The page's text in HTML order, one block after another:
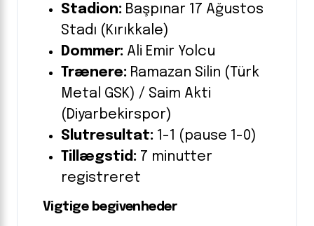
Stadion: Başpınar 17 Ağustos
Stadı (Kırıkkale)
Dommer: Ali Emir Yolcu
Trænere: Ramazan Silin (Türk
Metal GSK) / Saim Akti
(Diyarbekirspor)
Slutresultat: 1-1 (pause 1-0)
Tillægstid: 7 minutter
registreret
Vigtige begivenheder